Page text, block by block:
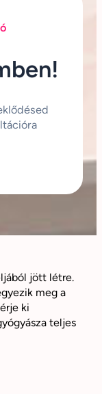
jött létre.
meg a
ki
teljes